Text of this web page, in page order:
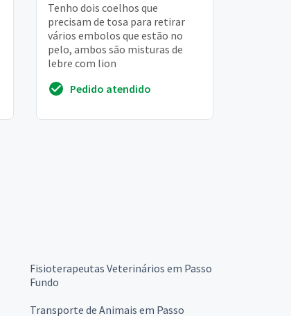
Tenho dois coelhos que
precisam de tosa para retirar
vários embolos que estão no
pelo, ambos são misturas de
lebre com lion
Pedido atendido
Fisioterapeutas Veterinários em Passo
Fundo
Transporte de Animais em Passo